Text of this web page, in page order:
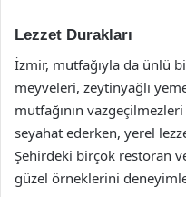
Lezzet Durakları
İzmir, mutfağıyla da ünlü
meyveleri, zeytinyağlı
mutfağının
seyahat ederken, yerel
Şehirdeki birçok restoran
güzel örneklerini